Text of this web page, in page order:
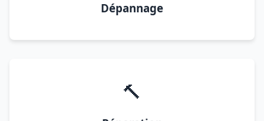
Dépannage
🔨